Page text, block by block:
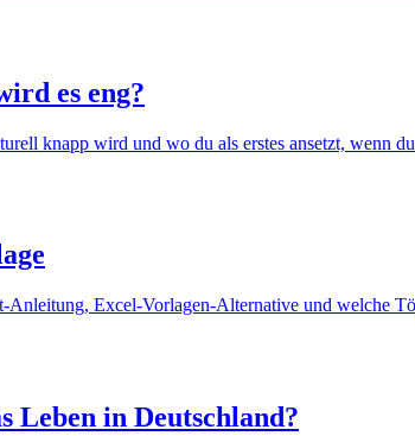
es eng?
knapp wird und wo du als erstes ansetzt, wenn
Excel-Vorlagen-Alternative und welche
Leben in Deutschland?